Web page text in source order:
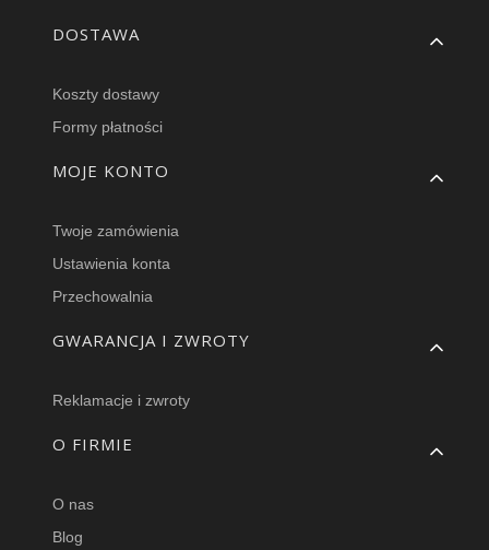
DOSTAWA
Koszty dostawy
Formy płatności
MOJE KONTO
Twoje zamówienia
Ustawienia konta
Przechowalnia
GWARANCJA I ZWROTY
Reklamacje i zwroty
O FIRMIE
O nas
Blog